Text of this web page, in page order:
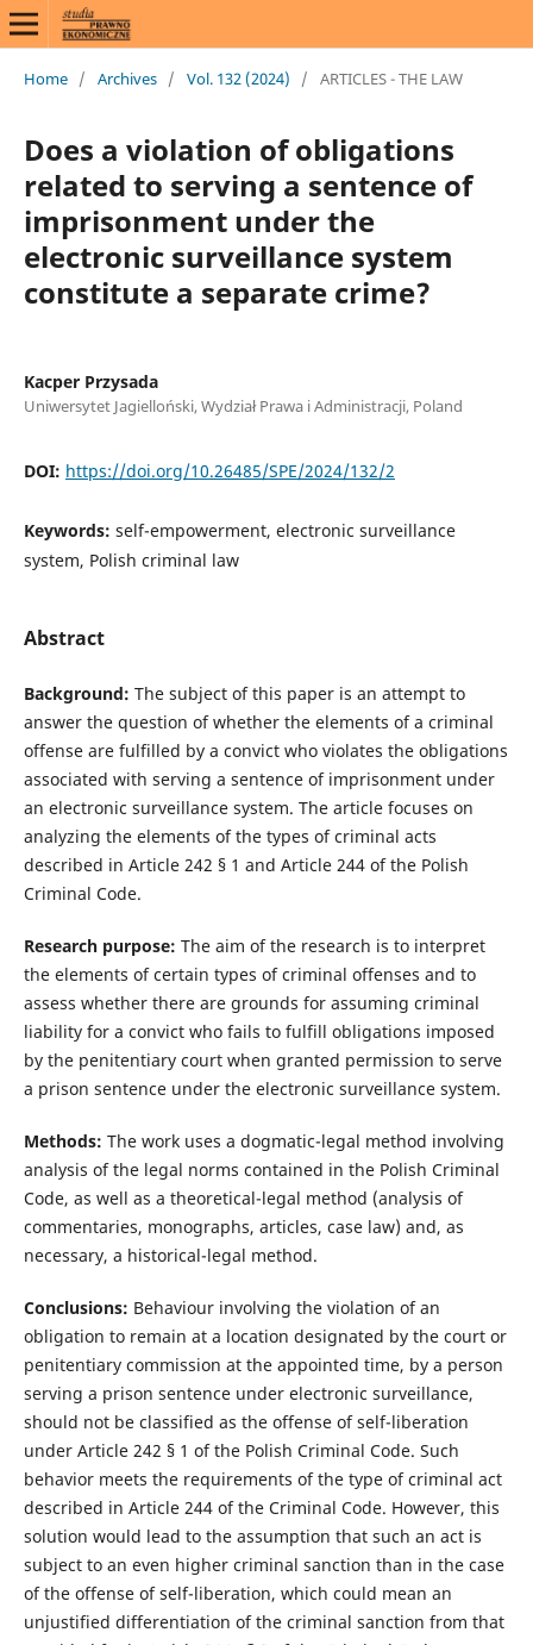
Home / Archives / Vol. 132 (2024) / ARTICLES - THE LAW
Does a violation of obligations
related to serving a sentence of
imprisonment under the
electronic surveillance system
constitute a separate crime?
Kacper Przysada
Uniwersytet Jagielloński, Wydział Prawa i Administracji, Poland
DOI: https://doi.org/10.26485/SPE/2024/132/2
Keywords: self-empowerment, electronic surveillance
system, Polish criminal law
Abstract
Background: The subject of this paper is an attempt to
answer the question of whether the elements of a criminal
offense are fulfilled by a convict who violates the obligations
associated with serving a sentence of imprisonment under
an electronic surveillance system. The article focuses on
analyzing the elements of the types of criminal acts
described in Article 242 § 1 and Article 244 of the Polish
Criminal Code.
Research purpose: The aim of the research is to interpret
the elements of certain types of criminal offenses and to
assess whether there are grounds for assuming criminal
liability for a convict who fails to fulfill obligations imposed
by the penitentiary court when granted permission to serve
a prison sentence under the electronic surveillance system.
Methods: The work uses a dogmatic-legal method involving
analysis of the legal norms contained in the Polish Criminal
Code, as well as a theoretical-legal method (analysis of
commentaries, monographs, articles, case law) and, as
necessary, a historical-legal method.
Conclusions: Behaviour involving the violation of an
obligation to remain at a location designated by the court or
penitentiary commission at the appointed time, by a person
serving a prison sentence under electronic surveillance,
should not be classified as the offense of self-liberation
under Article 242 § 1 of the Polish Criminal Code. Such
behavior meets the requirements of the type of criminal act
described in Article 244 of the Criminal Code. However, this
solution would lead to the assumption that such an act is
subject to an even higher criminal sanction than in the case
of the offense of self-liberation, which could mean an
unjustified differentiation of the criminal sanction from that